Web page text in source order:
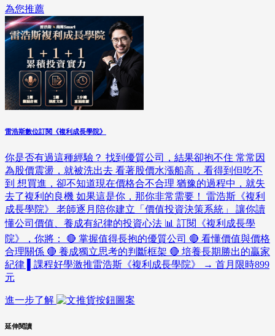
為您推薦
雷浩斯數位訂閱《複利成長學院》
你是否有過這種經驗？ 找到優質公司，結果卻抱不住 常常因
為股價震盪，就被洗出去 看著股價水漲船高，看得到但吃不
到 想買進，卻不知道現在價格合不合理 猶豫的過程中，就失
去了複利的良機 如果這是你，那你非常需要！ 雷浩斯《複利
成長學院》 老師逐月陪你建立「價值投資決策系統」 讓你讀
懂公司價值、養成有紀律的投資心法 📊 訂閱《複利成長學
院》，你將： 🔴 掌握值得長抱的優質公司 🔴 看懂價值與價格
合理關係 🔴 養成獨立思考的判斷框架 🔴 培養長期勝出的贏家
紀律 ▌課程好學激推雷浩斯《複利成長學院》 → 首月限時899
元
進一步了解
延伸閱讀